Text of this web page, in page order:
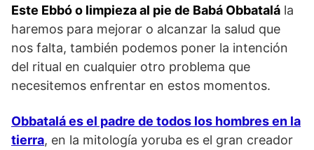
Este Ebbó o limpieza al pie de Babá Obbatalá la
haremos para mejorar o alcanzar la salud que
nos falta, también podemos poner la intención
del ritual en cualquier otro problema que
necesitemos enfrentar en estos momentos.
Obbatalá es el padre de todos los hombres en la
tierra, en la mitología yoruba es el gran creador